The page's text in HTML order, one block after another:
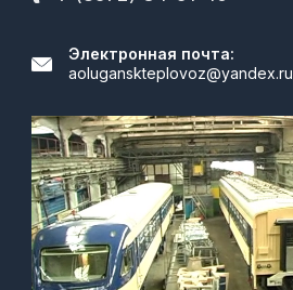
Электронная почта:
aoluganskteplovoz@yandex.ru